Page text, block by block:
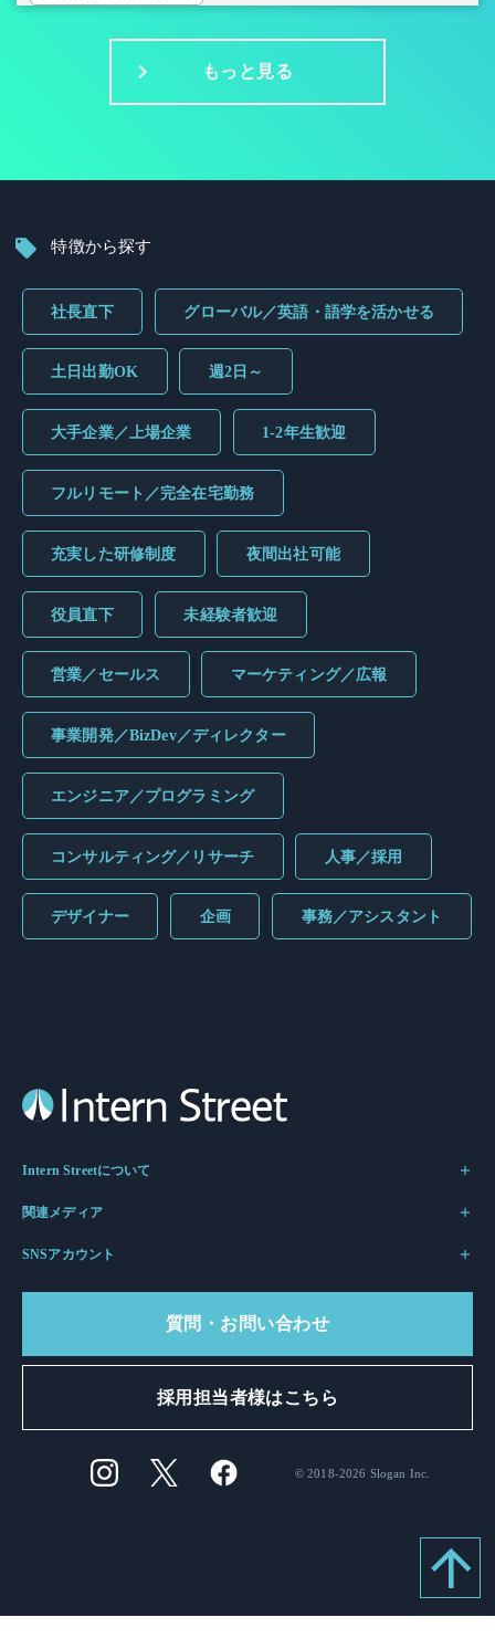
もっと見る
特徴から探す
社長直下 グローバル／英語・語学を活かせる
土日出勤OK 週2日～
大手企業／上場企業 1-2年生歓迎
フルリモート／完全在宅勤務
充実した研修制度 夜間出社可能
役員直下 未経験者歓迎
営業／セールス マーケティング／広報
事業開発／BizDev／ディレクター
エンジニア／プログラミング
コンサルティング／リサーチ 人事／採用
デザイナー 企画 事務／アシスタント
Intern Streetについて
関連メディア
SNSアカウント
質問・お問い合わせ
採用担当者様はこちら
© 2018-2026 Slogan Inc.